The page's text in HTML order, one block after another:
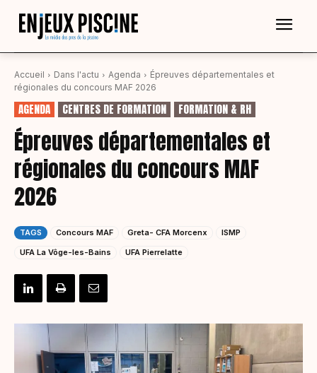
Accueil Dans l'actu Agenda
Épreuves départementales et
régionales du concours MAF 2026
AGENDA CENTRES DE FORMATION FORMATION & RH
Épreuves départementales et
régionales du concours MAF
2026
TAGS Concours MAF Greta- CFA Morcenx
ISMP
UFA La Vôge-les-Bains
UFA Pierrelatte